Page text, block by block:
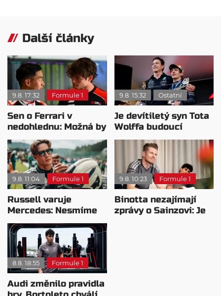
Další články
9.8. 17:32 Formule 1
Sen o Ferrari v
nedohlednu: Možná by
potřeboval plán B
9.8. 15:32 Ostatní
Je devítiletý syn Tota
Wolffa budoucí
hvězdou F1?
9.8. 11:04 Formule 1
Russell varuje
Mercedes: Nesmíme
usnout na vavřínech
9.8. 10:23 Formule 1
Binotta nezajímají
zprávy o Sainzovi: Je
8.8. 18:55 Formule 1
Audi změnilo pravidla